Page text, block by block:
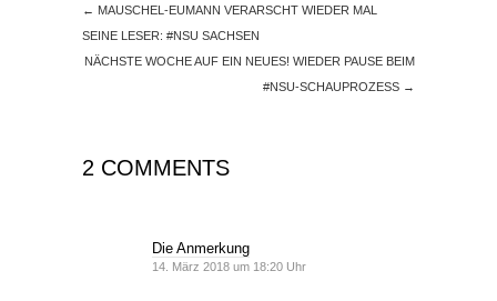
← MAUSCHEL-EUMANN VERARSCHT WIEDER MAL
SEINE LESER: #NSU SACHSEN
NÄCHSTE WOCHE AUF EIN NEUES! WIEDER PAUSE BEIM
#NSU-SCHAUPROZESS →
2 COMMENTS
Die Anmerkung
14. März 2018 um 18:20 Uhr